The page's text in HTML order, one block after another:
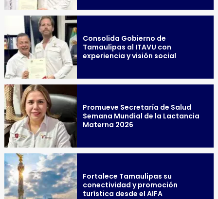
Consolida Gobierno de
Tamaulipas al ITAVU con
experiencia y visión social
Promueve Secretaría de Salud
Semana Mundial de la Lactancia
Materna 2026
Fortalece Tamaulipas su
conectividad y promoción
turística desde el AIFA